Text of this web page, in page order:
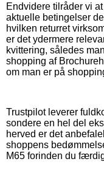
Endvidere tilråder vi
aktuelle betingelser
hvilken returret
er det ydermere
kvittering, således
shopping af
om man er på
Trustpilot leverer
sondere en hel del
herved er det
shoppens
M65 forinden du